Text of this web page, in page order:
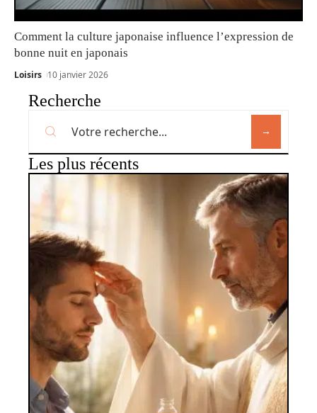
Comment la culture japonaise influence l’expression de
bonne nuit en japonais
Loisirs 10 janvier 2026
Recherche
Les plus récents